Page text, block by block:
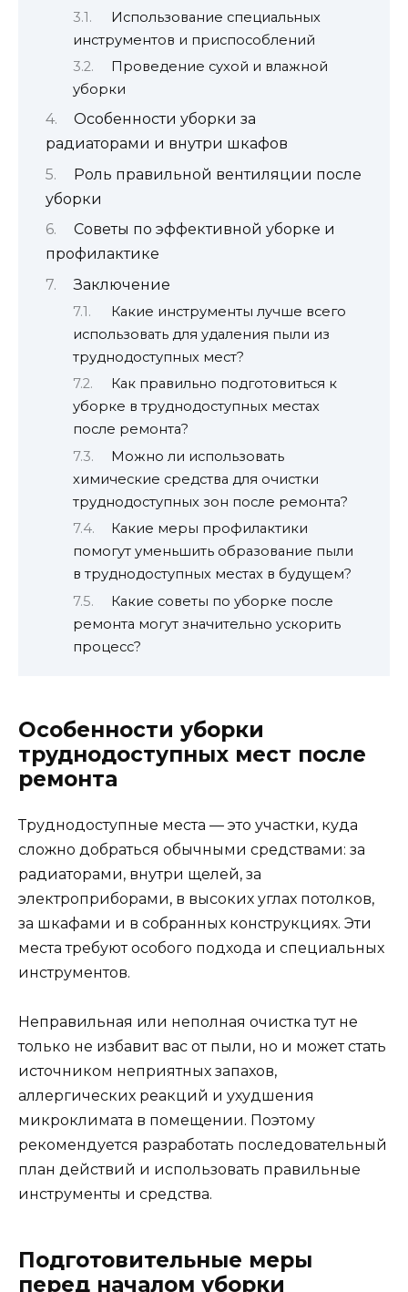
Использование специальных
инструментов и приспособлений
Проведение сухой и влажной
уборки
Особенности уборки за
радиаторами и внутри шкафов
Роль правильной вентиляции после
уборки
Советы по эффективной уборке и
профилактике
Заключение
Какие инструменты лучше всего
использовать для удаления пыли из
труднодоступных мест?
Как правильно подготовиться к
уборке в труднодоступных местах
после ремонта?
Можно ли использовать
химические средства для очистки
труднодоступных зон после ремонта?
Какие меры профилактики
помогут уменьшить образование пыли
в труднодоступных местах в будущем?
Какие советы по уборке после
ремонта могут значительно ускорить
процесс?
Особенности уборки
труднодоступных мест после
ремонта
Труднодоступные места — это участки, куда
сложно добраться обычными средствами: за
радиаторами, внутри щелей, за
электроприборами, в высоких углах потолков,
за шкафами и в собранных конструкциях. Эти
места требуют особого подхода и специальных
инструментов.
Неправильная или неполная очистка тут не
только не избавит вас от пыли, но и может стать
источником неприятных запахов,
аллергических реакций и ухудшения
микроклимата в помещении. Поэтому
рекомендуется разработать последовательный
план действий и использовать правильные
инструменты и средства.
Подготовительные меры
перед началом уборки